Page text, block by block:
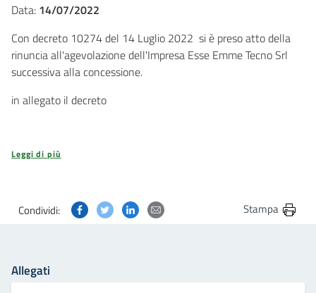
Data: 14/07/2022
Con decreto 10274 del 14 Luglio 2022 si è preso atto della
rinuncia all'agevolazione dell'Impresa Esse Emme Tecno Srl
successiva alla concessione.
in allegato il decreto
Leggi di più
Condividi: Condividi questa pagina su Facebook
Condividi questa pagina su Twitter
Condividi questa pagina su Linkedin
Condividi questa pagina via
Stampa
Allegati